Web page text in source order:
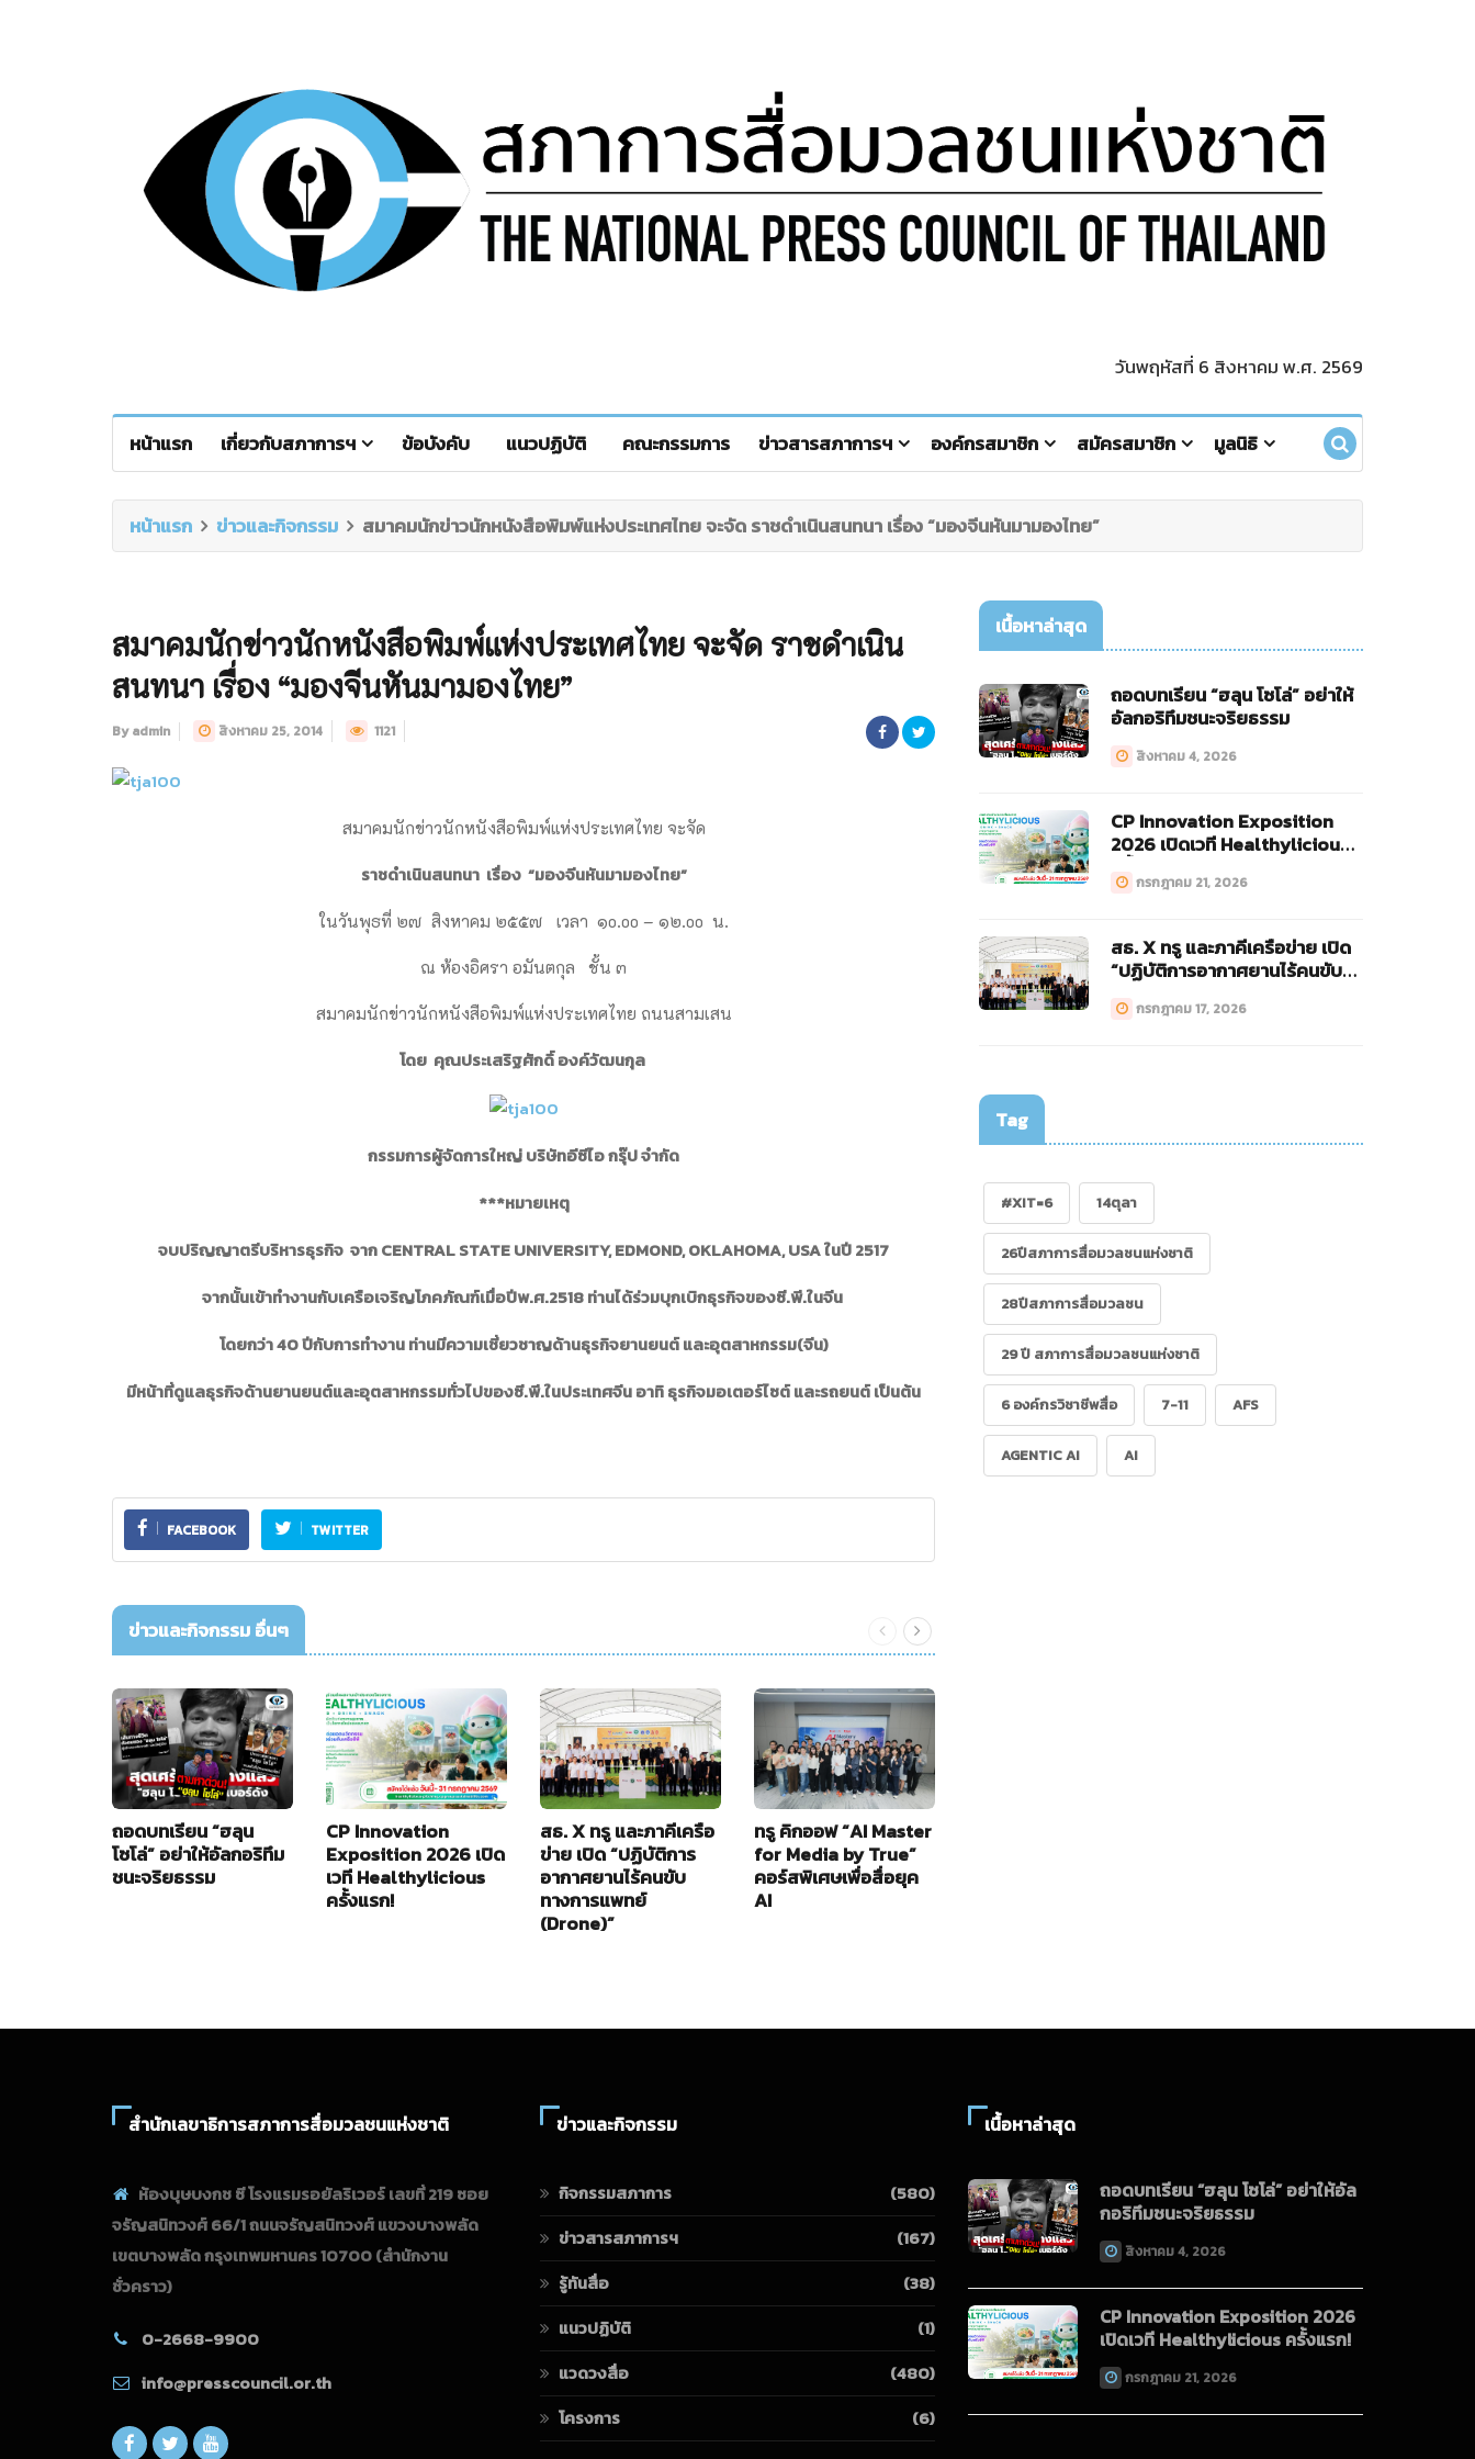
วันพฤหัสที่ 6 สิงหาคม พ.ศ. 2569
หน้าแรก เกี่ยวกับสภาการฯ ข้อบังคับ แนวปฏิบัติ คณะกรรมการ ข่าวสารสภาการฯ องค์กรสมาชิก สมัครสมาชิก มูลนิธิ
หน้าแรก ข่าวและกิจกรรม สมาคมนักข่าวนักหนังสือพิมพ์แห่งประเทศไทย จะจัด ราชดำเนินสนทนา เรื่อง “มองจีนหันมามองไทย”
สมาคมนักข่าวนักหนังสือพิมพ์แห่งประเทศไทย จะจัด ราชดำเนิน
สนทนา เรื่อง “มองจีนหันมามองไทย”
By admin สิงหาคม 25, 2014 1121
สมาคมนักข่าวนักหนังสือพิมพ์แห่งประเทศไทย จะจัด
ราชดำเนินสนทนาเรื่อง “มองจีนหันมามองไทย”
ในวันพุธที่ ๒๗ สิงหาคม ๒๕๕๗ เวลา ๑o.oo – ๑๒.oo น.
ณ ห้องอิศรา อมันตกุล ชั้น ๓
สมาคมนักข่าวนักหนังสือพิมพ์แห่งประเทศไทย ถนนสามเสน
โดย คุณประเสริฐศักดิ์ องค์วัฒนกุล
กรรมการผู้จัดการใหญ่ บริษัทอีซีไอ กรุ๊ป จำกัด
***หมายเหตุ
จบปริญญาตรีบริหารธุรกิจ จากCENTRAL STATE UNIVERSITY, EDMOND, OKLAHOMA, USA ในปี 2517
จากนั้นเข้าทำงานกับเครือเจริญโภคภัณฑ์เมื่อปีพ.ศ.2518 ท่านได้ร่วมบุกเบิกธุรกิจของซี.พี.ในจีน
โดยกว่า 40 ปีกับการทำงาน ท่านมีความเชี่ยวชาญด้านธุรกิจยานยนต์ และอุตสาหกรรม(จีน)
มีหน้าที่ดูแลธุรกิจด้านยานยนต์และอุตสาหกรรมทั่วไปของซี.พี.ในประเทศจีน อาทิ ธุรกิจมอเตอร์ไซต์ และรถยนต์ เป็นต้น
FACEBOOK TWITTER
ข่าวและกิจกรรม อื่นๆ
ถอดบทเรียน “ฮลุน
โซโล่” อย่าให้อัลกอริทึม
ชนะจริยธรรม
CP Innovation
Exposition 2026 เปิด
เวที Healthylicious
ครั้งแรก!
สธ. X ทรู และภาคีเครือ
ข่าย เปิด “ปฏิบัติการ
อากาศยานไร้คนขับ
ทางการแพทย์
(Drone)”
ทรู คิกออฟ “AI Master
for Media by True”
คอร์สพิเศษเพื่อสื่อยุค
AI
เนื้อหาล่าสุด
ถอดบทเรียน “ฮลุน โซโล่” อย่าให้
อัลกอริทึมชนะจริยธรรม
สิงหาคม 4, 2026
CP Innovation Exposition
2026 เปิดเวที Healthylicious
กรกฎาคม 21, 2026
สธ. X ทรู และภาคีเครือข่าย เปิด
“ปฏิบัติการอากาศยานไร้คนขับ
กรกฎาคม 17, 2026
Tag
#XIT=6 14ตุลา
26ปีสภาการสื่อมวลชนแห่งชาติ
28ปีสภาการสื่อมวลชน
29 ปี สภาการสื่อมวลชนแห่งชาติ
6 องค์กรวิชาชีพสื่อ 7-11 AFS
AGENTIC AI AI
สำนักเลขาธิการสภาการสื่อมวลชนแห่งชาติ
ห้องบุษบงกช ซี โรงแรมรอยัลริเวอร์ เลขที่ 219 ซอย
จรัญสนิทวงศ์ 66/1 ถนนจรัญสนิทวงศ์ แขวงบางพลัด
เขตบางพลัด กรุงเทพมหานคร 10700(สำนักงาน
ชั่วคราว)
0-2668-9900
info@presscouncil.or.th
ข่าวและกิจกรรม
กิจกรรมสภาการ
(580)
ข่าวสารสภาการฯ
(167)
รู้ทันสื่อ
(38)
แนวปฏิบัติ
(1)
แวดวงสื่อ
(480)
โครงการ
(6)
เนื้อหาล่าสุด
ถอดบทเรียน “ฮลุน โซโล่” อย่าให้อัล
กอริทึมชนะจริยธรรม
สิงหาคม 4, 2026
CP Innovation Exposition 2026
เปิดเวที Healthylicious ครั้งแรก!
กรกฎาคม 21, 2026